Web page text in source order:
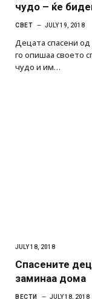
чудо – ќе
СВЕТ JULY 19, 2018
Децата спасени
го опишаа своето
чудо и им…
JULY 18, 2018
Спасените
заминаа дома
ВЕСТИ JULY 18, 2018